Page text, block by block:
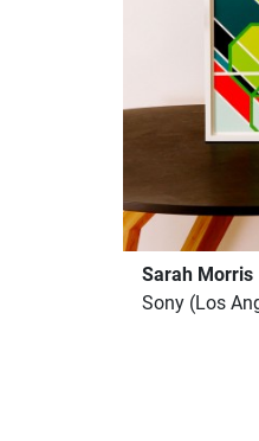
Sarah Morris
Sony (Los